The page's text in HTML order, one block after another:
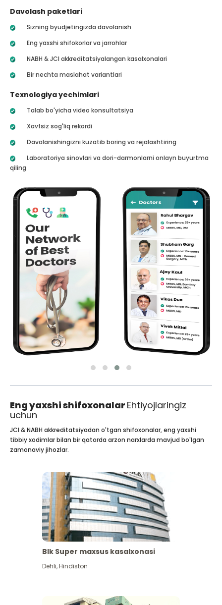
Davolash paketlari
Sizning byudjetingizda davolanish
Eng yaxshi shifokorlar va jarrohlar
NABH & JCI akkreditatsiyalangan kasalxonalari
Bir nechta maslahat variantlari
Texnologiya yechimlari
Talab bo'yicha video konsultatsiya
Xavfsiz sog'liq rekordi
Davolanishingizni kuzatib boring va rejalashtiring
Laboratoriya sinovlari va dori-darmonlarni onlayn buyurtma
qiling
Eng yaxshi shifoxonalar Ehtiyojlaringiz
uchun
JCI & NABH akkreditatsiyadan o'tgan shifoxonalar, eng yaxshi
tibbiy xodimlar bilan bir qatorda arzon narxlarda mavjud bo'lgan
zamonaviy jihozlar.
Blk Super maxsus kasalxonasi
Dehli,Hindiston